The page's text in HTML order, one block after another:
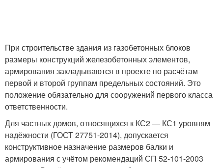
При строительстве здания из газобетонных блоков
размеры конструкций железобетонных элементов,
армирования закладываются в проекте по расчётам
первой и второй группам предельных состояний. Это
положение обязательно для сооружений первого класса
ответственности.
Для частных домов, относящихся к КС2 — КС1 уровням
надёжности (ГОСТ 27751-2014), допускается
конструктивное назначение размеров балки и
армирования с учётом рекомендаций СП 52-101-2003